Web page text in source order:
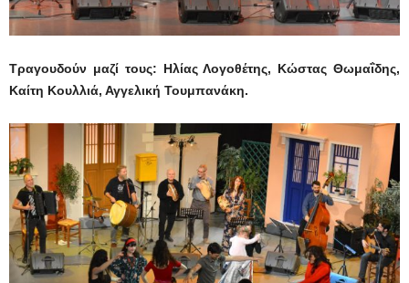
Τραγουδούν μαζί τους: Ηλίας Λογοθέτης, Κώστας Θωμαΐδης,
Καίτη Κουλλιά, Αγγελική Τουμπανάκη.